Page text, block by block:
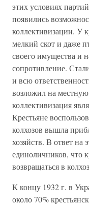
этих условиях
появились
коллективизации. У
мелкий скот и даже
своего имущества и
сопротивление.
и всю
возложил на
коллективизация
Крестьяне
колхозов вышла
хозяйств. В ответ на
единоличников, что
возвращаться в
К концу 1932 г. в
около 70%